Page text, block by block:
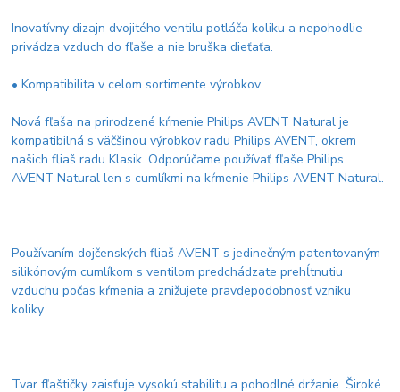
Inovatívny dizajn dvojitého ventilu potláča koliku a nepohodlie –
privádza vzduch do fľaše a nie bruška dieťaťa.
• Kompatibilita v celom sortimente výrobkov
Nová fľaša na prirodzené kŕmenie Philips AVENT Natural je
kompatibilná s väčšinou výrobkov radu Philips AVENT, okrem
našich fliaš radu Klasik. Odporúčame používať fľaše Philips
AVENT Natural len s cumlíkmi na kŕmenie Philips AVENT Natural.
Používaním dojčenských fliaš AVENT s jedinečným patentovaným
silikónovým cumlíkom s ventilom predchádzate prehĺtnutiu
vzduchu počas kŕmenia a znižujete pravdepodobnosť vzniku
koliky.
Tvar fľaštičky zaisťuje vysokú stabilitu a pohodlné držanie. Široké